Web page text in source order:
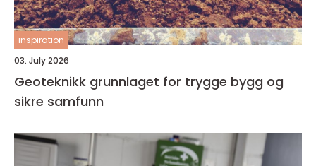
inspiration
03. July 2026
Geoteknikk grunnlaget for trygge bygg og
sikre samfunn